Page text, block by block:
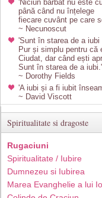
'Niciun bărbat nu este
până când nu înțelege
fiecare cuvânt pe care
~ Necunoscut
'Sunt în starea de a iubi
Pur și simplu pentru că
Ciudat, dar când ești
Sunt în starea de a iubi.'
~ Dorothy Fields
'A iubi și a fi iubit
~ David Viscott
Spiritualitate si dragoste
Rugaciuni
Spiritualitate / Iubire
Dumnezeu si Iubirea
Marea Evanghelie a lui